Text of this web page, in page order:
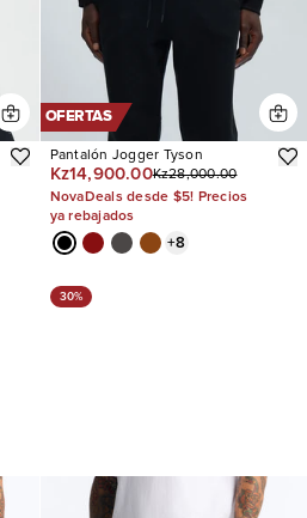
OFERTAS
Pantalón Jogger Tyson
Kz14,900.00Kz28,000.00
NovaDeals desde $5! Precios
ya rebajados
+8
30%